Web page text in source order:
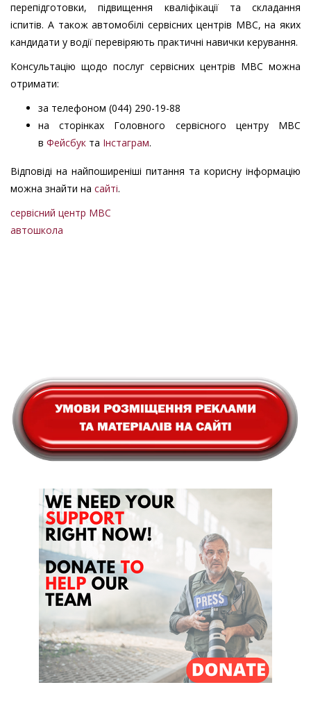
перепідготовки, підвищення кваліфікації та складання
іспитів. А також автомобілі сервісних центрів МВС, на яких
кандидати у водії перевіряють практичні навички керування.
Консультацію щодо послуг сервісних центрів МВС можна
отримати:
за телефоном (044) 290-19-88
на сторінках Головного сервісного центру МВС
в Фейсбук та Інстаграм.
Відповіді на найпоширеніші питання та корисну інформацію
можна знайти на сайті.
сервісний центр МВС
автошкола